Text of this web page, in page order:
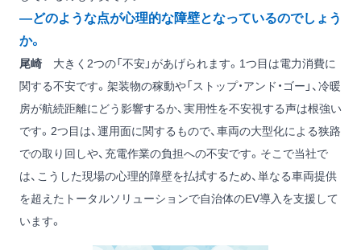
―どのような点が心理的な障壁となっているのでしょう
か。
尾崎 大きく2つの「不安」があげられます。1つ目は電力消費に
関する不安です。架装物の稼動や「ストップ・アンド・ゴー」、冷暖
房が航続距離にどう影響するか、実用性を不安視する声は根強い
です。2つ目は、運用面に関するもので、車両の大型化による狭路
での取り回しや、充電作業の負担への不安です。そこで当社で
は、こうした現場の心理的障壁を払拭するため、単なる車両提供
を超えたトータルソリューションで自治体のEV導入を支援して
います。